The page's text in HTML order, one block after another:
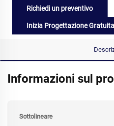
Richiedi un preventivo
Inizia Progettazione Gratuita
Informazioni sul
Sottolineare